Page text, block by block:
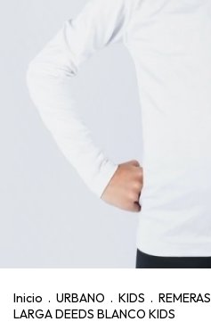
Inicio . URBANO . KIDS . REMERAS
LARGA DEEDS BLANCO KIDS